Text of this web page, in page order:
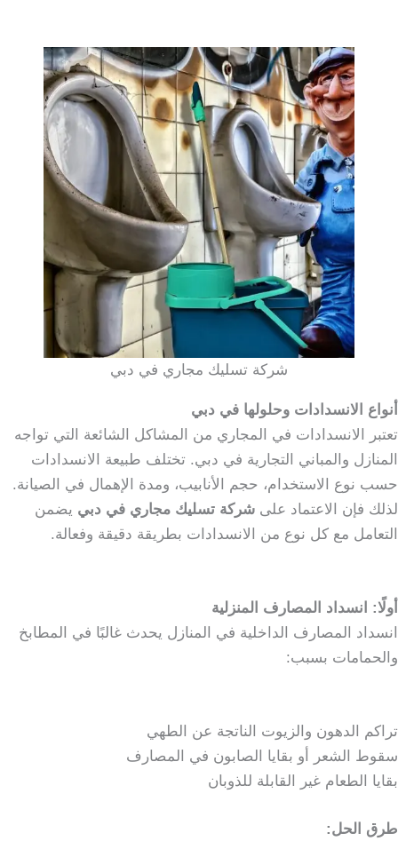
شركة تسليك مجاري في دبي
أنواع الانسدادات وحلولها في دبي
تعتبر الانسدادات في المجاري من المشاكل الشائعة التي تواجه
المنازل والمباني التجارية في دبي. تختلف طبيعة الانسدادات
حسب نوع الاستخدام، حجم الأنابيب، ومدة الإهمال في الصيانة.
لذلك فإن الاعتماد على شركة تسليك مجاري في دبي يضمن
التعامل مع كل نوع من الانسدادات بطريقة دقيقة وفعالة.
أولًا: انسداد المصارف المنزلية
انسداد المصارف الداخلية في المنازل يحدث غالبًا في المطابخ
والحمامات بسبب:
تراكم الدهون والزيوت الناتجة عن الطهي
سقوط الشعر أو بقايا الصابون في المصارف
بقايا الطعام غير القابلة للذوبان
طرق الحل: